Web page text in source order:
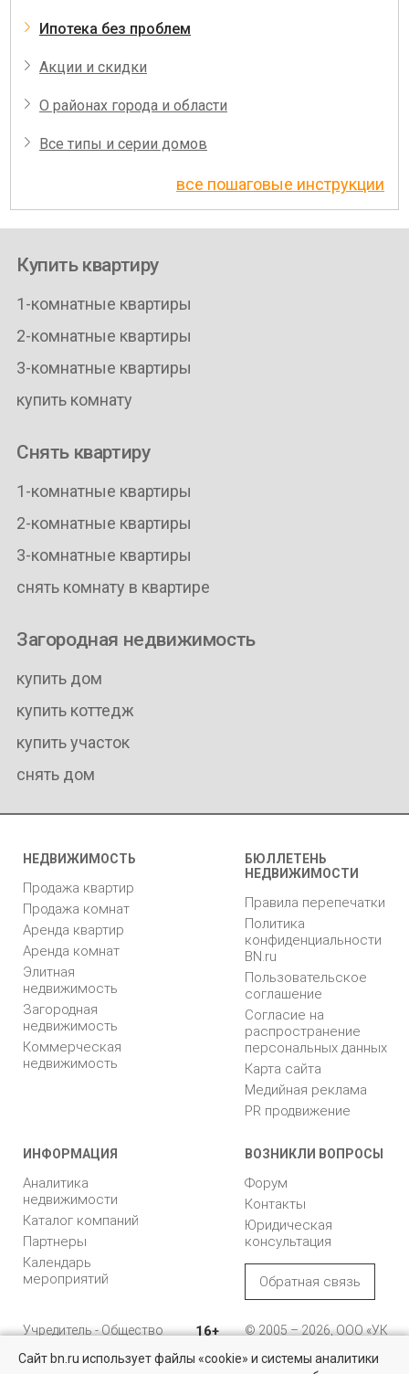
Ипотека без проблем
Акции и скидки
О районах города и области
Все типы и серии домов
все пошаговые инструкции
Купить квартиру
1-комнатные квартиры
2-комнатные квартиры
3-комнатные квартиры
купить комнату
Снять квартиру
1-комнатные квартиры
2-комнатные квартиры
3-комнатные квартиры
снять комнату в квартире
Загородная недвижимость
купить дом
купить коттедж
купить участок
снять дом
НЕДВИЖИМОСТЬ
Продажа квартир
Продажа комнат
Аренда квартир
Аренда комнат
Элитная
недвижимость
Загородная
недвижимость
Коммерческая
недвижимость
БЮЛЛЕТЕНЬ
НЕДВИЖИМОСТИ
Правила перепечатки
Политика
конфиденциальности
BN.ru
Пользовательское
соглашение
Согласие на
распространение
персональных данных
Карта сайта
Медийная реклама
PR продвижение
ИНФОРМАЦИЯ
Аналитика
недвижимости
Каталог компаний
Партнеры
Календарь
мероприятий
ВОЗНИКЛИ ВОПРОСЫ
Форум
Контакты
Юридическая
консультация
Обратная связь
Учредитель - Общество
ответственностью
16+
© 2005 – 2026, ООО «УК
Сайт bn.ru использует файлы «cookie» и системы аналитики